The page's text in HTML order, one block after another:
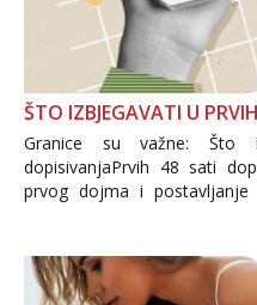
ŠTO IZBJEGAVATI U
Granice su važne: Što
dopisivanjaPrvih 48 sati
prvog dojma i postavljanje
Važno je izbjeći prebrzo
informacija, jer
povjerenje. Takođe...